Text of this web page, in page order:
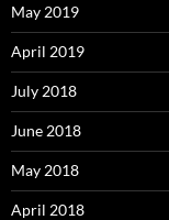
May 2019
April 2019
July 2018
June 2018
May 2018
April 2018